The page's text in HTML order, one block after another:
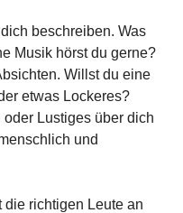
beschreiben. Was
Musik hörst du gerne?
Willst du eine
etwas Lockeres?
Lustiges über dich
und
richtigen Leute an